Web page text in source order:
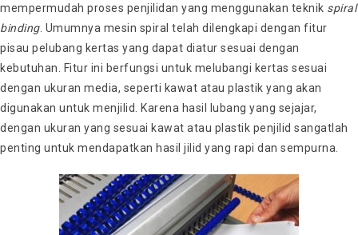
mempermudah proses penjilidan yang menggunakan teknik spiral
binding. Umumnya mesin spiral telah dilengkapi dengan fitur
pisau pelubang kertas yang dapat diatur sesuai dengan
kebutuhan. Fitur ini berfungsi untuk melubangi kertas sesuai
dengan ukuran media, seperti kawat atau plastik yang akan
digunakan untuk menjilid. Karena hasil lubang yang sejajar,
dengan ukuran yang sesuai kawat atau plastik penjilid sangatlah
penting untuk mendapatkan hasil jilid yang rapi dan sempurna.